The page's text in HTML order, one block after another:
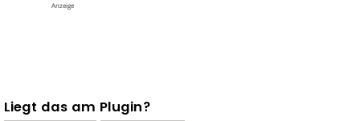
Anzeige
Liegt das am Plugin?